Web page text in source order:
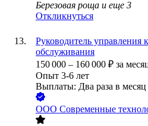
Березовая роща и еще 3
Откликнуться
Руководитель управления
обслуживания
150 000 – 160 000 ₽ за
Опыт 3-6 лет
Выплаты: Два раза в месяц
ООО Современные